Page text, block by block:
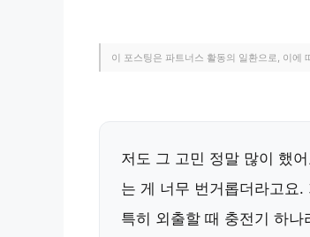
이 포스팅은 파트너스 활동의 일환으로, 이에
저도 그 고민 정말 많이 했
는 게 너무 번거롭더라고요
특히 외출할 때 충전기 하